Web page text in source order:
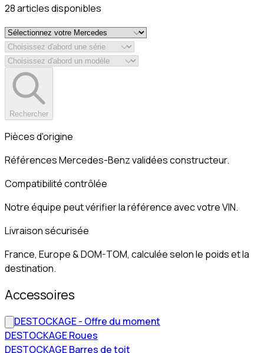
28articlesdisponibles
Rechercher
Pièces d'origine
Références Mercedes-Benz validées constructeur.
Compatibilité contrôlée
Notre équipe peut vérifier la référence avec votre VIN.
Livraison sécurisée
France, Europe & DOM-TOM, calculée selon le poids et la
destination.
Accessoires
DESTOCKAGE - Offre du moment
DESTOCKAGE Roues
DESTOCKAGE Barres de toit